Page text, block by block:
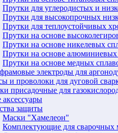
Прутки для углеродистых и
Прутки для высокопрочных
Прутки для теплоустойчивых
Прутки на основе
Прутки на основе никелевых
Прутки на основе алюминиевых
Прутки на основе медных
электроды для
и проволоки для дуговой
присадочные для
защиты
Маски "Хамелеон"
Комплектующие для сварочных